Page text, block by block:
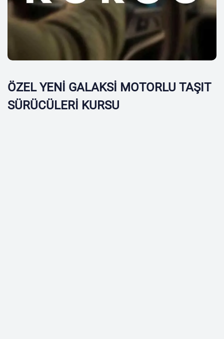
ÖZEL YENİ GALAKSİ MOTORLU TAŞIT
SÜRÜCÜLERİ KURSU